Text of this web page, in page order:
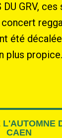
GRV,
été
plus propice.
L'AUTOMNE
CAEN